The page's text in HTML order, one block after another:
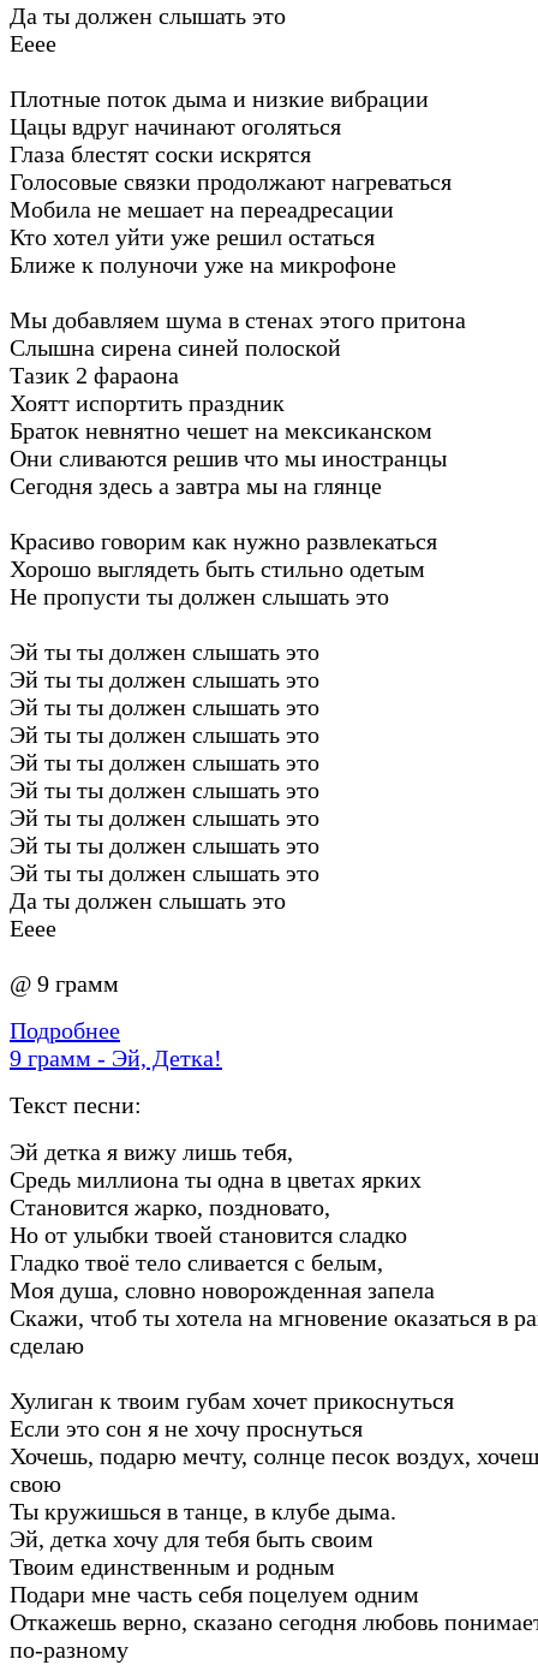
Да ты должен слышать это
Ееее
Плотные поток дыма и низкие вибрации
Цацы вдруг начинают оголяться
Глаза блестят соски искрятся
Голосовые связки продолжают нагреваться
Мобила не мешает на переадресации
Кто хотел уйти уже решил остаться
Ближе к полуночи уже на микрофоне
Мы добавляем шума в стенах этого притона
Слышна сирена синей полоской
Тазик 2 фараона
Хоятт испортить праздник
Браток невнятно чешет на мексиканском
Они сливаются решив что мы иностранцы
Сегодня здесь а завтра мы на глянце
Красиво говорим как нужно развлекаться
Хорошо выглядеть быть стильно одетым
Не пропусти ты должен слышать это
Эй ты ты должен слышать это
Эй ты ты должен слышать это
Эй ты ты должен слышать это
Эй ты ты должен слышать это
Эй ты ты должен слышать это
Эй ты ты должен слышать это
Эй ты ты должен слышать это
Эй ты ты должен слышать это
Эй ты ты должен слышать это
Да ты должен слышать это
Ееее
@ 9 грамм
Подробнее
9 грамм - Эй, Детка!
Текст песни:
Эй детка я вижу лишь тебя,
Средь миллиона ты одна в цветах ярких
Становится жарко, поздновато,
Но от улыбки твоей становится сладко
Гладко твоё тело сливается с белым,
Моя душа, словно новорожденная запела
Скажи, чтоб ты хотела на мгновение оказаться в
сделаю
Хулиган к твоим губам хочет прикоснуться
Если это сон я не хочу проснуться
Хочешь, подарю мечту, солнце песок воздух,
свою
Ты кружишься в танце, в клубе дыма.
Эй, детка хочу для тебя быть своим
Твоим единственным и родным
Подари мне часть себя поцелуем одним
Откажешь верно, сказано сегодня любовь
по-разному